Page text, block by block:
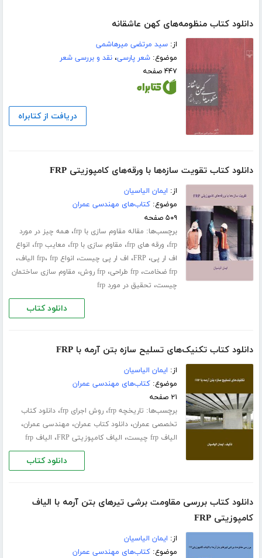
دانلود کتاب منظومه‌های کهن عاشقانه
از:سید مرتضی میرهاشمی
موضوع:شعر پارسی،نقد و بررسی شعر
۴۴۷ صفحه
دریافت از کتابراه
دانلود کتاب تقویت سازه‌ھا با ورقه‌ھای کامپوزیتی FRP
از: ایمان الیاسیان
موضوع:کتاب‌های مهندسی عمران
۵۰۹ صفحه
برچسب‌ها: مقاله مقاوم سازی با frp ،همه چیز در مورد
frp، ورقه های frp ، مقاوم سازی با frp ، معایب frp ، انواع
اف ار پی، FRP، اف ار پی چیست، انواع frp ، frp الیاف ،
frp ضخامت ،frp طراحی ،frp روش ، مقاوم سازی ساختمان
چیست، تحقیق در مورد frp
دانلود کتاب
دانلود کتاب تکنیک‌های تسلیح سازه بتن آرمه با FRP
از: ایمان الیاسیان
موضوع:کتاب‌های مهندسی عمران
۲۱ صفحه
برچسب‌ها: تاریخچه frp ،روش اجرای frp ،دانلود کتاب
تخصصی عمران،دانلود کتاب عمران، مهندسی عمران،
الیاف frp چیست ، الیاف کامپوزیتی FRP ، الیاف frp
دانلود کتاب
دانلود کتاب بررسی مقاومت برشی تیرهای بتن آرمه با الیاف
کامپوزیتی FRP
از: ایمان الیاسیان
موضوع:کتاب‌های مهندسی عمران